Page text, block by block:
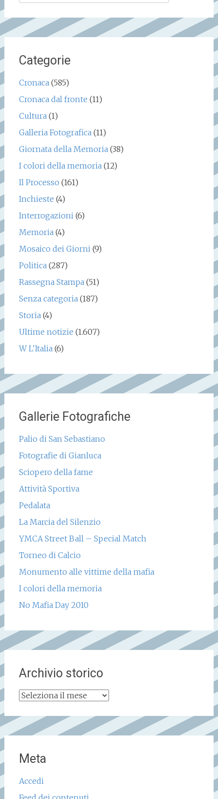
Categorie
Cronaca(585)
Cronaca dal fronte (11)
Cultura(1)
Galleria Fotografica(11)
Giornata della Memoria(38)
I colori della memoria(12)
Il Processo (161)
Inchieste (4)
Interrogazioni(6)
Memoria(4)
Mosaico dei Giorni(9)
Politica(287)
Rassegna Stampa(51)
Senza categoria(187)
Storia(4)
Ultime notizie (1.607)
W L'Italia(6)
Gallerie Fotografiche
Palio di San Sebastiano
Fotografie di Gianluca
Sciopero della fame
Attività Sportiva
Pedalata
La Marcia del Silenzio
YMCA Street Ball – Special Match
Torneo di Calcio
Monumento alle vittime della mafia
I colori della memoria
No Mafia Day 2010
Archivio storico
Archivio
Meta
Accedi